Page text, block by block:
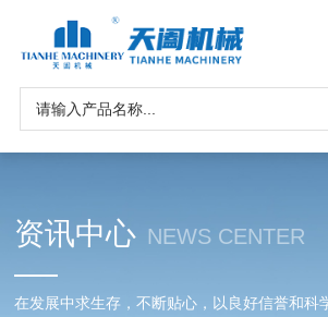
资讯中心 NEWS CENTER
在发展中求生存，不断贴心，以良好信誉和科